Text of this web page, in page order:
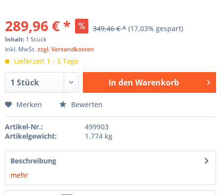
289,96 € * 349,46 € * (17,03% gespart)
Inhalt: 1 Stück
inkl. MwSt.zzgl. Versandkosten
Lieferzeit 1 - 3 Tage
In den Warenkorb
Merken Bewerten
Artikel-Nr.:
499903
Artikelgewicht:
1.774 kg
Beschreibung
mehr